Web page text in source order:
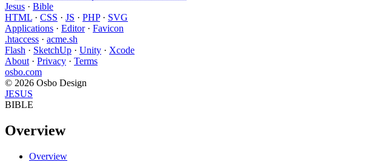
Jesus · Bible
HTML · CSS · JS · PHP· SVG
Applications · Editor· Favicon
.htaccess · acme.sh
Flash · SketchUp · Unity · Xcode
About · Privacy · Terms
osbo.com
© 2026 Osbo Design
JESUS
BIBLE
Overview
Overview